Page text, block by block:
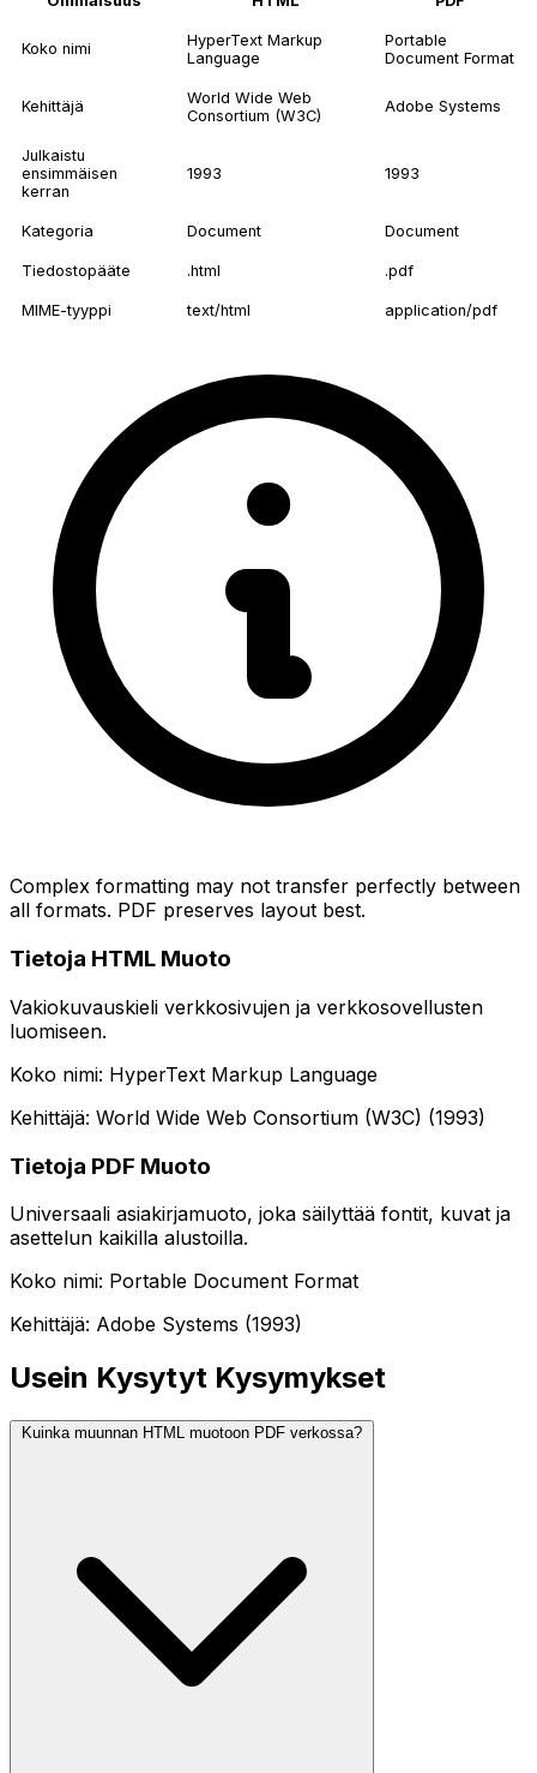
Koko nimi
HyperText Markup
Language
Portable
Document Format
Kehittäjä
World Wide Web
Consortium (W3C)
Adobe Systems
Julkaistu
ensimmäisen
kerran
1993 1993
Kategoria Document Document
Tiedostopääte .html .pdf
MIME-tyyppi text/html application/pdf
Complex formatting may not transfer perfectly between
all formats. PDF preserves layout best.
Tietoja HTML Muoto
Vakiokuvauskieli verkkosivujen ja verkkosovellusten
luomiseen.
Koko nimi: HyperText Markup Language
Kehittäjä: World Wide Web Consortium (W3C) (1993)
Tietoja PDF Muoto
Universaali asiakirjamuoto, joka säilyttää fontit, kuvat ja
asettelun kaikilla alustoilla.
Koko nimi: Portable Document Format
Kehittäjä: Adobe Systems (1993)
Usein Kysytyt Kysymykset
Kuinka muunnan HTML muotoon PDF verkossa?